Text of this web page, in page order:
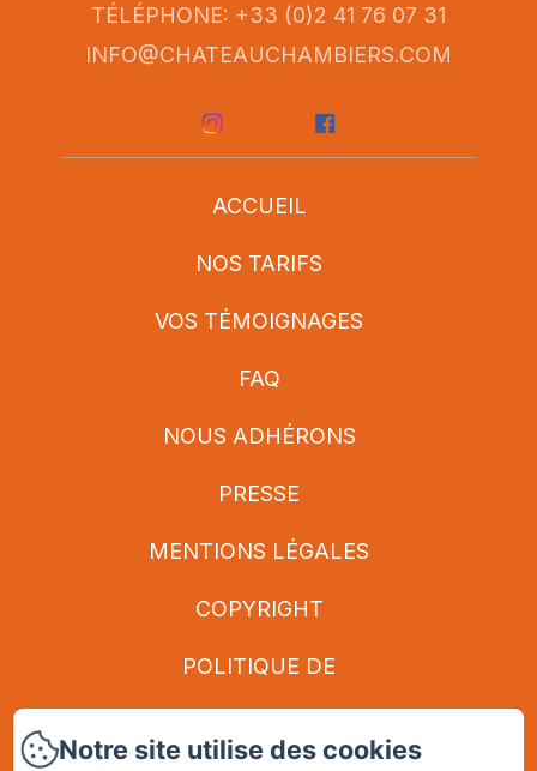
TÉLÉPHONE: +33 (0)2 41 76 07 31
INFO@CHATEAUCHAMBIERS.COM
ACCUEIL
NOS TARIFS
VOS TÉMOIGNAGES
FAQ
NOUS ADHÉRONS
PRESSE
MENTIONS LÉGALES
COPYRIGHT
POLITIQUE DE
Notre site utilise des cookies